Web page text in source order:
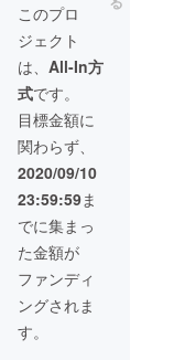
このプロ
ジェクト
は、 All-In方
式です。
目標金額に
関わらず、
2020/09/10
23:59:59ま
でに集まっ
た金額が
ファンディ
ングされま
す。